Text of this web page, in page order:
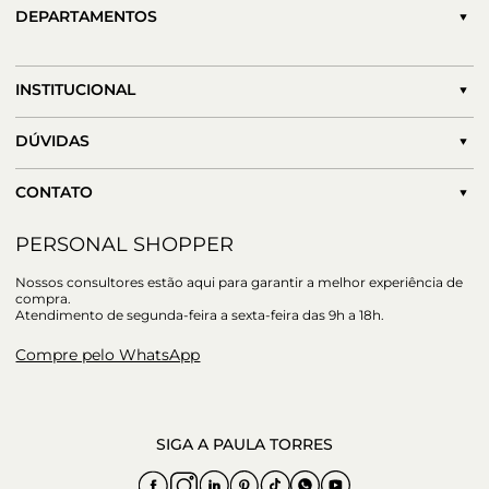
DEPARTAMENTOS
INSTITUCIONAL
DÚVIDAS
CONTATO
PERSONAL SHOPPER
Nossos consultores estão aqui para garantir a melhor experiência de
compra.
Atendimento de segunda-feira a sexta-feira das 9h a 18h.
Compre pelo WhatsApp